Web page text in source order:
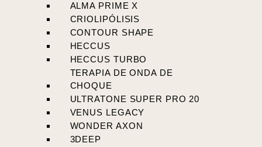
ALMA PRIME X
CRIOLIPÓLISIS
CONTOUR SHAPE
HECCUS
HECCUS TURBO
TERAPIA DE ONDA DE
CHOQUE
ULTRATONE SUPER PRO 20
VENUS LEGACY
WONDER AXON
3DEEP